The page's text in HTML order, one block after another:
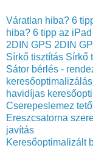
Váratlan hiba? 6
hiba? 6 tipp az
2DIN GPS 2DIN
Sírkő tisztítás Sírkő
Sátor bérlés -
keresőoptimalizálás
havidíjas
Cserepeslemez
Ereszcsatorna
javítás
Keresőoptimalizált